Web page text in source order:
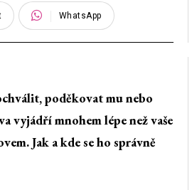
WhatsApp
poděkovat mu nebo
vyjádří mnohem lépe než vaše
Jak a kde se ho správně